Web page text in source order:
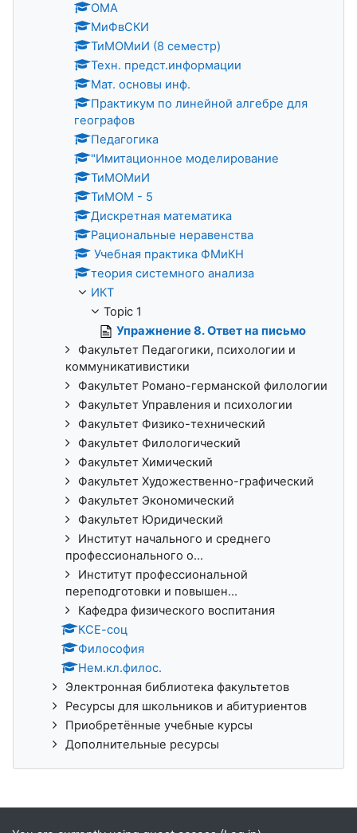
ОМА
МиФвСКИ
ТиМОМиИ (8 семестр)
Техн. предст.информации
Мат. основы инф.
Практикум по линейной алгебре для
географов
Педагогика
"Имитационное моделирование
ТиМОМиИ
ТиМОМ - 5
Дискретная математика
Рациональные неравенства
Учебная практика ФМиКН
теория системного анализа
ИКТ
Topic 1
Упражнение 8. Ответ на письмо
Факультет Педагогики, психологии и
коммуникативистики
Факультет Романо-германской филологии
Факультет Управления и психологии
Факультет Физико-технический
Факультет Филологический
Факультет Химический
Факультет Художественно-графический
Факультет Экономический
Факультет Юридический
Институт начального и среднего
профессионального о...
Институт профессиональной
переподготовки и повышен...
Кафедра физического воспитания
КСЕ-соц
Философия
Нем.кл.филос.
Электронная библиотека факультетов
Ресурсы для школьников и абитуриентов
Приобретённые учебные курсы
Дополнительные ресурсы